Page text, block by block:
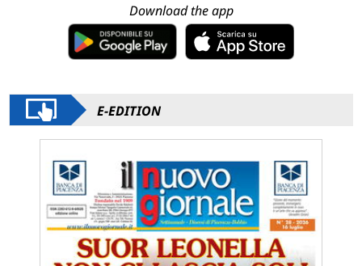
Download the app
E-EDITION